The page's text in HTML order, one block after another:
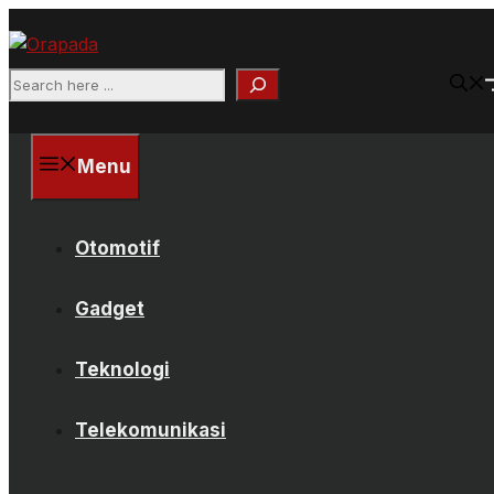
ke
isi
Search
Menu
Otomotif
Gadget
Teknologi
Telekomunikasi